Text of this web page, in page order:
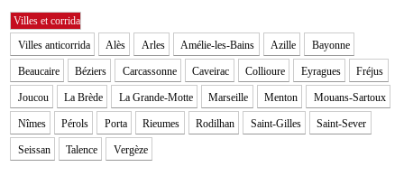
Villes et corrida
Villes anticorrida Alès Arles Amélie-les-Bains Azille Bayonne
Beaucaire Béziers Carcassonne Caveirac Collioure Eyragues Fréjus
Joucou La Brède La Grande-Motte Marseille Menton Mouans-Sartoux
Nîmes Pérols Porta Rieumes Rodilhan Saint-Gilles Saint-Sever
Seissan Talence Vergèze